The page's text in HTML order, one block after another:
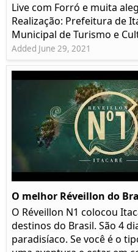
Live com Forró e muita
Realização: Prefeitura de
Municipal de Turismo e
Added June 29, 2021
O melhor Réveillon do
O Réveillon N1 colocou
destinos do Brasil. São 4
paradisíaco. Se você é o